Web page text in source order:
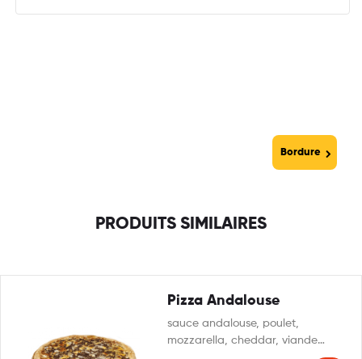
Bordure
PRODUITS SIMILAIRES
Pizza Andalouse
sauce andalouse, poulet,
mozzarella, cheddar, viande